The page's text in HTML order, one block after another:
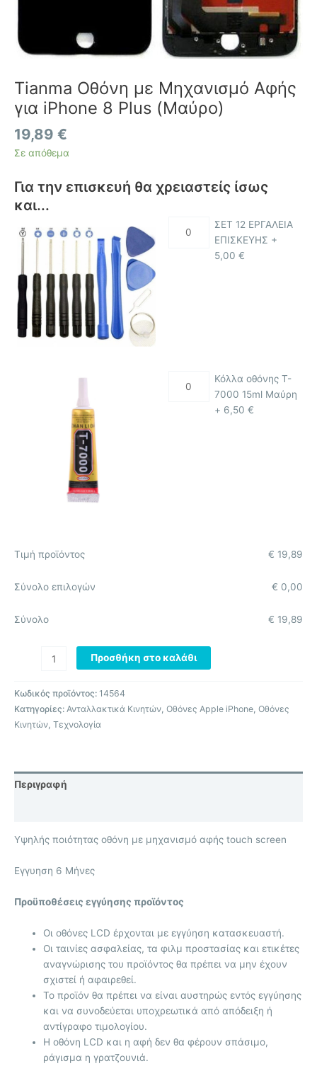
Tianma Οθόνη με Μηχανισμό Αφής
για iPhone 8 Plus (Μαύρο)
19,89 €
Σε απόθεμα
Για την επισκευή θα χρειαστείς ίσως
και...
ΣΕΤ 12 ΕΡΓΑΛΕΙΑ
ΕΠΙΣΚΕΥΗΣ +
5,00 €
Κόλλα οθόνης T-
7000 15ml Μαύρη
+ 6,50 €
Τιμή προϊόντος 19,89
€
Σύνολο επιλογών 0,00
€
Σύνολο 19,89
€
Προσθήκη στο καλάθι
Κωδικός προϊόντος: 14564
Κατηγορίες: Ανταλλακτικά Κινητών, Οθόνες Apple iPhone, Οθόνες
Κινητών, Τεχνολογία
Περιγραφή
Υψηλής ποιότητας οθόνη με μηχανισμό αφής touch screen
Eγγυηση 6 Μήνες
Προϋποθέσεις εγγύησης προϊόντος
Οι οθόνες LCD έρχονται με εγγύηση κατασκευαστή.
Οι ταινίες ασφαλείας, τα φιλμ προστασίας και ετικέτες
αναγνώρισης του προϊόντος θα πρέπει να μην έχουν
σχιστεί ή αφαιρεθεί.
Το προϊόν θα πρέπει να είναι αυστηρώς εντός εγγύησης
και να συνοδεύεται υποχρεωτικά από απόδειξη ή
αντίγραφο τιμολογίου.
Η οθόνη LCD και η αφή δεν θα φέρουν σπάσιμο,
ράγισμα η γρατζουνιά.